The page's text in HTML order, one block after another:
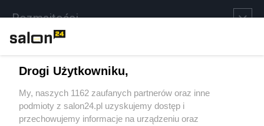
Rozmaitości
Sport
Społeczeństwo
Drogi Użytkowniku,
My, naszych 1162 zaufanych partnerów oraz inne
podmioty z salon24.pl uzyskujemy dostęp i
przechowujemy informacje na urządzeniu oraz